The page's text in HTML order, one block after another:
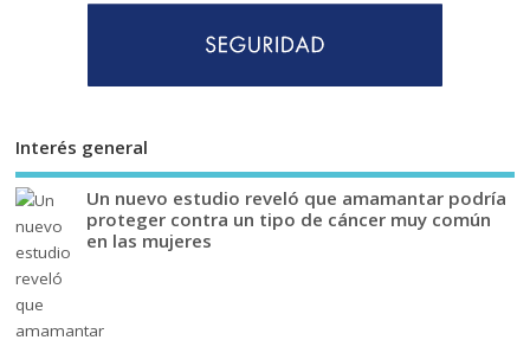
Interés general
Un nuevo estudio reveló que amamantar podría
proteger contra un tipo de cáncer muy común
en las mujeres